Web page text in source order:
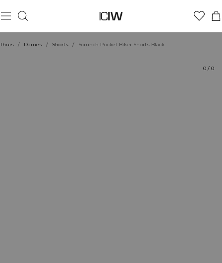
Thuis / Dames / Shorts / Scrunch Pocket Biker Shorts Black
0 / 0